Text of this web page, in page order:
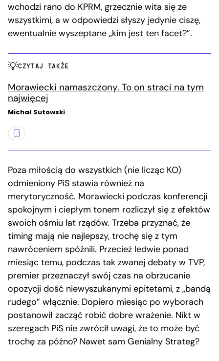
wchodzi rano do KPRM, grzecznie wita się ze
wszystkimi, a w odpowiedzi słyszy jedynie ciszę,
ewentualnie wyszeptane „kim jest ten facet?”.
CZYTAJ TAKŻE
Morawiecki namaszczony. To on straci na tym
najwięcej
Michał Sutowski
Poza miłością do wszystkich (nie licząc KO)
odmieniony PiS stawia również na
merytoryczność. Morawiecki podczas konferencji
spokojnym i ciepłym tonem rozliczył się z efektów
swoich ośmiu lat rządów. Trzeba przyznać, że
timing mają nie najlepszy, trochę się z tym
nawróceniem spóźnili. Przecież ledwie ponad
miesiąc temu, podczas tak zwanej debaty w TVP,
premier przeznaczył swój czas na obrzucanie
opozycji dość niewyszukanymi epitetami, z „bandą
rudego” włącznie. Dopiero miesiąc po wyborach
postanowił zacząć robić dobre wrażenie. Nikt w
szeregach PiS nie zwrócił uwagi, że to może być
trochę za późno? Nawet sam Genialny Strateg?